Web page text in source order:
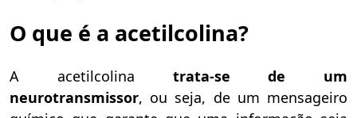
O que é a acetilcolina?
A acetilcolina trata-se de um
neurotransmissor, ou seja, de um mensageiro